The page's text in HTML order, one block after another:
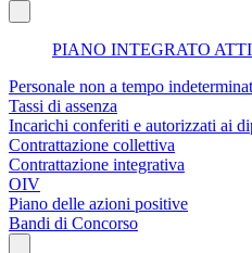
PIANO INTEGRATO
Personale non a tempo
Tassi di assenza
Incarichi conferiti e autorizzati ai
Contrattazione collettiva
Contrattazione integrativa
OIV
Piano delle azioni positive
Bandi di Concorso